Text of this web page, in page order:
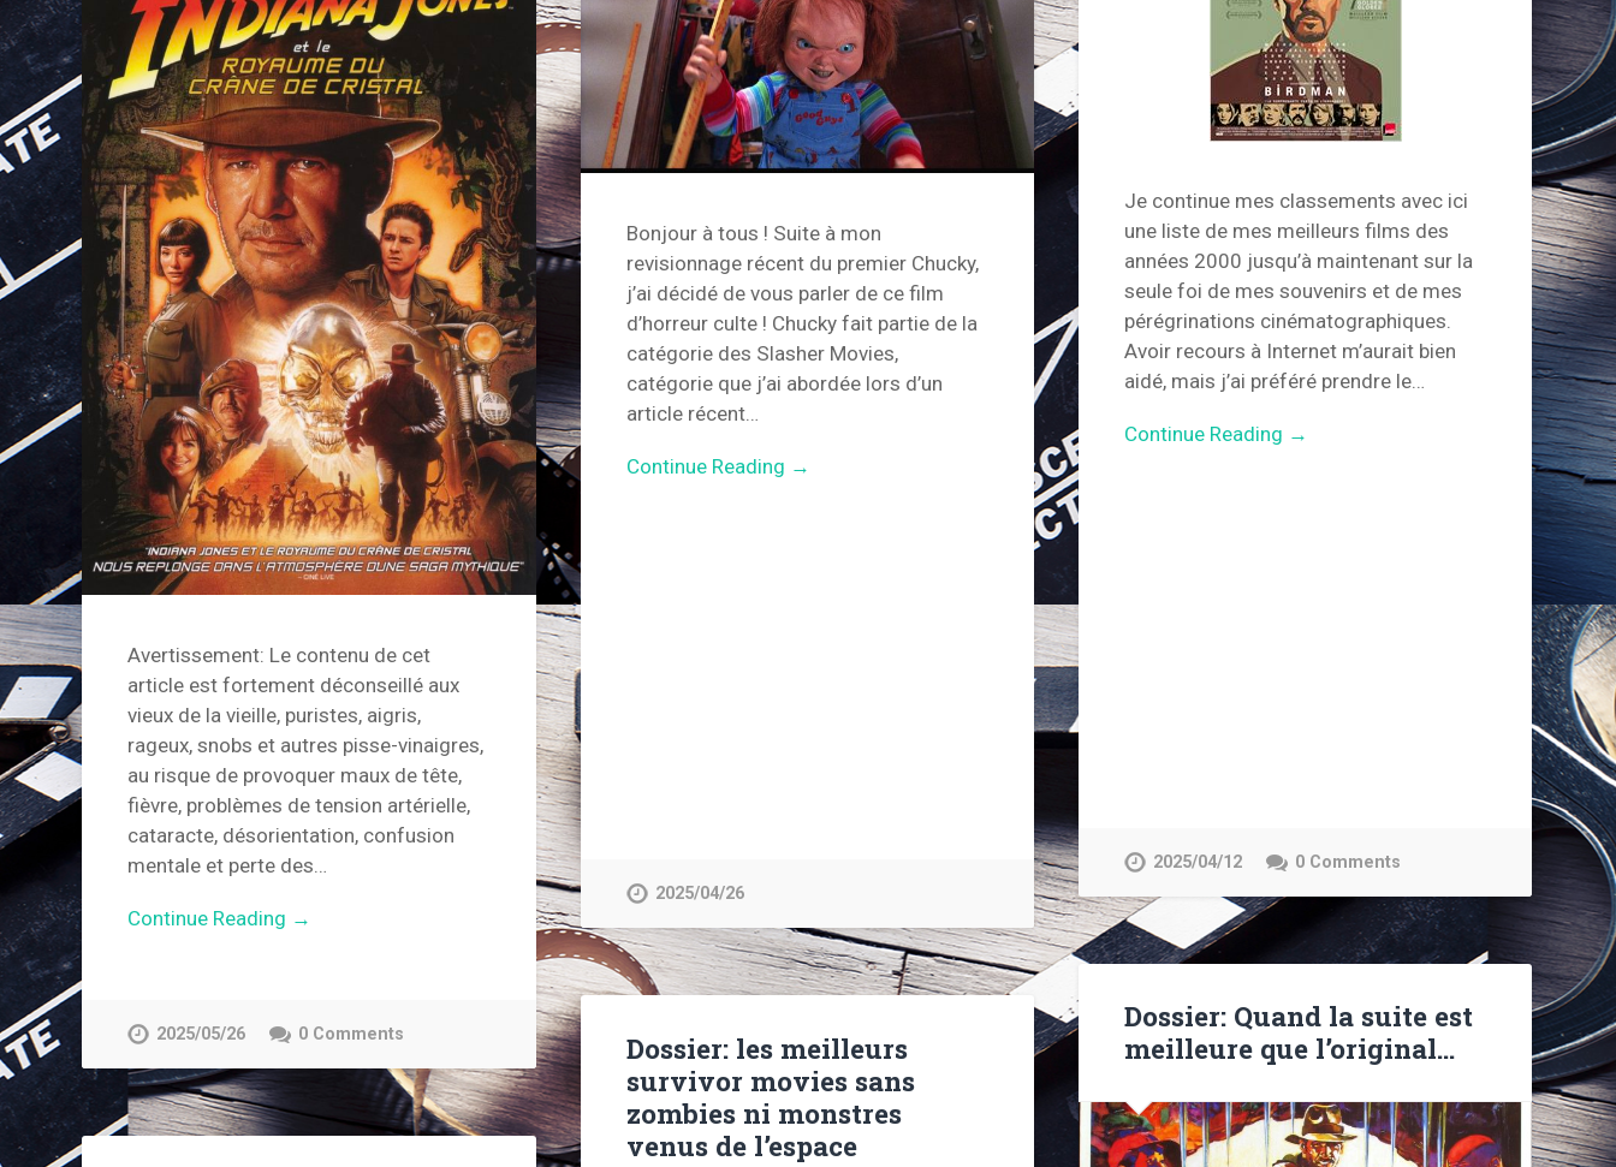
Avertissement: Le contenu de cet
article est fortement déconseillé aux
vieux de la vieille, puristes, aigris,
rageux, snobs et autres pisse-vinaigres,
au risque de provoquer maux de tête,
fièvre, problèmes de tension artérielle,
cataracte, désorientation, confusion
mentale et perte des…
Continue Reading →
2025/05/26 0 Comments
Bonjour à tous ! Suite à mon
revisionnage récent du premier Chucky,
j’ai décidé de vous parler de ce film
d’horreur culte ! Chucky fait partie de la
catégorie des Slasher Movies,
catégorie que j’ai abordée lors d’un
article récent…
Continue Reading →
2025/04/26
Je continue mes classements avec ici
une liste de mes meilleurs films des
années 2000 jusqu’à maintenant sur la
seule foi de mes souvenirs et de mes
pérégrinations cinématographiques.
Avoir recours à Internet m’aurait bien
aidé, mais j’ai préféré prendre le…
Continue Reading →
2025/04/12 0 Comments
Dossier: Quand la suite est
meilleure que l’original…
Dossier: les meilleurs
survivor movies sans
zombies ni monstres
venus de l’espace